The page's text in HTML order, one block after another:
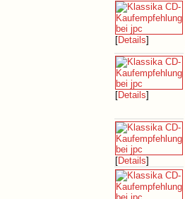
[Details]
[Details]
[Details]